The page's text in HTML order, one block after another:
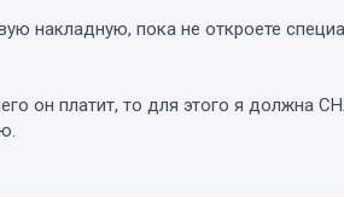
накладную, пока не откроете
он платит, то для этого я должна